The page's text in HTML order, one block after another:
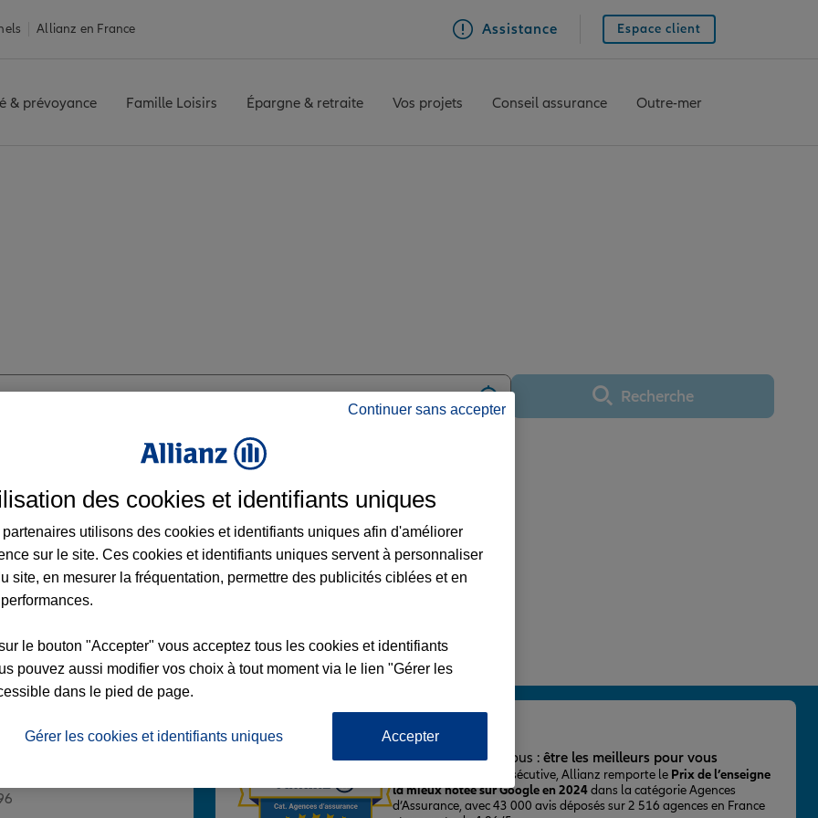
Allianz en France Assistance Espace client
& prévoyance Famille Loisirs Épargne & retraite Vos projets Conseil assurance Outre-mer
Utiliser ma positionRecherche
Voir l'agence
ALBERT
L'important pour nous : être les meilleurs pour vous
Pour la 2ème fois consécutive, Allianz remporte le Prix de l’enseigne
la mieux notée sur Google en 2024dans la catégorie Agences
d’Assurance, avec 43 000 avis déposés sur 2 516 agences en France
Continuer sans accepter
des cookies et identifiants uniques
partenaires utilisons des cookies et identifiants uniques afin d'améliorer
sur le site. Ces cookies et identifiants uniques servent à personnaliser
site, en mesurer la fréquentation, permettre des publicités ciblées et en
le bouton "Accepter" vous acceptez tous les cookies et identifiants
pouvez aussi modifier vos choix à tout moment via le lien "Gérer les
dans le pied de page.
Gérer les cookies et identifiants uniques Accepter